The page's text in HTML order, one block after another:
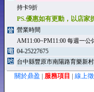
持卡9折
PS.優惠如有更動，以店家
營業時間
AM11:00~PM11:00 每週一公
04-25227675
台中縣豐原市南陽路育樂新
關於鼎盈 | 服務項目 | 線上